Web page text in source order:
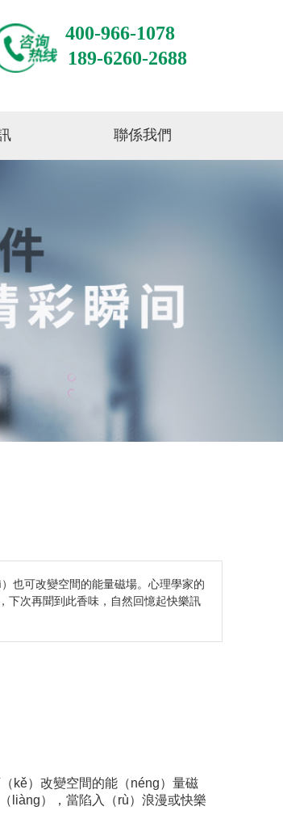
400-966-1078
189-6260-2688
聯係我們
也可改變空間的能量磁場。心理學家的
下次再聞到此香味，自然回憶起快樂訊
kě）改變空間的能（néng）量磁
liàng），當陷入（rù）浪漫或快樂